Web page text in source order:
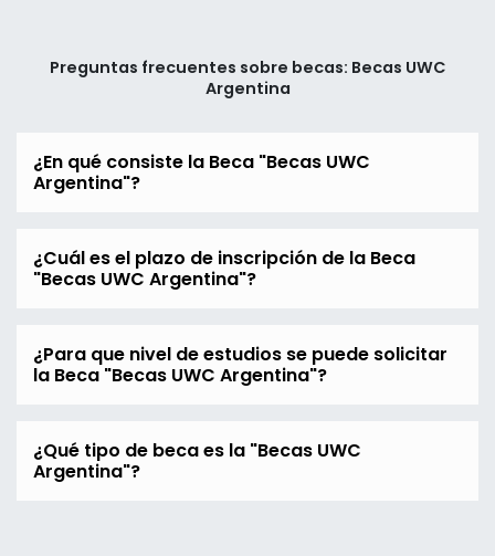
Preguntas frecuentes sobre becas: Becas UWC
Argentina
¿En qué consiste la Beca "Becas UWC
Argentina"?
¿Cuál es el plazo de inscripción de la Beca
"Becas UWC Argentina"?
¿Para que nivel de estudios se puede solicitar
la Beca "Becas UWC Argentina"?
¿Qué tipo de beca es la "Becas UWC
Argentina"?